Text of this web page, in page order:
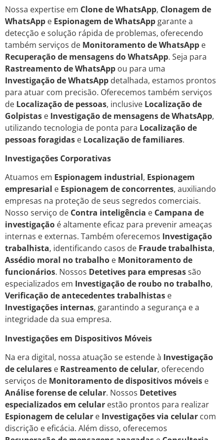
Nossa expertise em Clone de WhatsApp, Clonagem de
WhatsApp e Espionagem de WhatsApp garante a
detecção e solução rápida de problemas, oferecendo
também serviços de Monitoramento de WhatsApp e
Recuperação de mensagens do WhatsApp. Seja para
Rastreamento de WhatsApp ou para uma
Investigação de WhatsApp detalhada, estamos prontos
para atuar com precisão. Oferecemos também serviços
de Localização de pessoas, inclusive Localização de
Golpistas e Investigação de mensagens de WhatsApp,
utilizando tecnologia de ponta para Localização de
pessoas foragidas e Localização de familiares.
Investigações Corporativas
Atuamos em Espionagem industrial, Espionagem
empresarial e Espionagem de concorrentes, auxiliando
empresas na proteção de seus segredos comerciais.
Nosso serviço de Contra inteligência e Campana de
investigação é altamente eficaz para prevenir ameaças
internas e externas. Também oferecemos Investigação
trabalhista, identificando casos de Fraude trabalhista,
Assédio moral no trabalho e Monitoramento de
funcionários. Nossos Detetives para empresassão
especializados em Investigação de roubo no trabalho,
Verificação de antecedentes trabalhistas e
Investigações internas, garantindo a segurança e a
integridade da sua empresa.
Investigações em Dispositivos Móveis
Na era digital, nossa atuação se estende à Investigação
de celulares e Rastreamento de celular, oferecendo
serviços de Monitoramento de dispositivos móveis e
Análise forense de celular. Nossos Detetives
especializados em celular estão prontos para realizar
Espionagem de celular e Investigações via celular com
discrição e eficácia. Além disso, oferecemos